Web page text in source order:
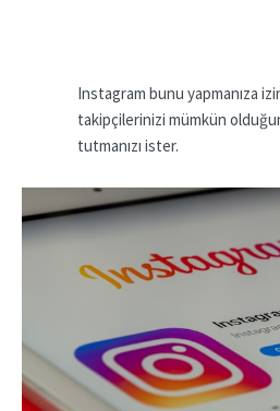
Instagram bunu yapmanıza
takipçilerinizi mümkün
tutmanızı ister.